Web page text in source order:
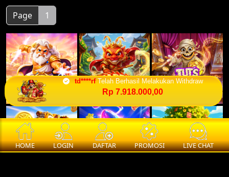
td****rfTelah Berhasil Melakukan Withdraw
Rp 7.918.000,00
Page 1
HOME LOGIN DAFTAR PROMOSI LIVE CHAT